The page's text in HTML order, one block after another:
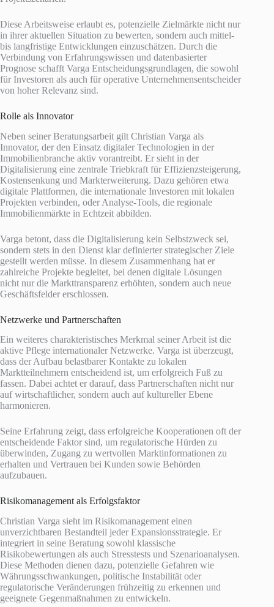
Diese Arbeitsweise erlaubt es, potenzielle Zielmärkte nicht nur
in ihrer aktuellen Situation zu bewerten, sondern auch mittel-
bis langfristige Entwicklungen einzuschätzen. Durch die
Verbindung von Erfahrungswissen und datenbasierter
Prognose schafft Varga Entscheidungsgrundlagen, die sowohl
für Investoren als auch für operative Unternehmensentscheider
von hoher Relevanz sind.
Rolle als Innovator
Neben seiner Beratungsarbeit gilt Christian Varga als
Innovator, der den Einsatz digitaler Technologien in der
Immobilienbranche aktiv vorantreibt. Er sieht in der
Digitalisierung eine zentrale Triebkraft für Effizienzsteigerung,
Kostensenkung und Markterweiterung. Dazu gehören etwa
digitale Plattformen, die internationale Investoren mit lokalen
Projekten verbinden, oder Analyse-Tools, die regionale
Immobilienmärkte in Echtzeit abbilden.
Varga betont, dass die Digitalisierung kein Selbstzweck sei,
sondern stets in den Dienst klar definierter strategischer Ziele
gestellt werden müsse. In diesem Zusammenhang hat er
zahlreiche Projekte begleitet, bei denen digitale Lösungen
nicht nur die Markttransparenz erhöhten, sondern auch neue
Geschäftsfelder erschlossen.
Netzwerke und Partnerschaften
Ein weiteres charakteristisches Merkmal seiner Arbeit ist die
aktive Pflege internationaler Netzwerke. Varga ist überzeugt,
dass der Aufbau belastbarer Kontakte zu lokalen
Marktteilnehmern entscheidend ist, um erfolgreich Fuß zu
fassen. Dabei achtet er darauf, dass Partnerschaften nicht nur
auf wirtschaftlicher, sondern auch auf kultureller Ebene
harmonieren.
Seine Erfahrung zeigt, dass erfolgreiche Kooperationen oft der
entscheidende Faktor sind, um regulatorische Hürden zu
überwinden, Zugang zu wertvollen Marktinformationen zu
erhalten und Vertrauen bei Kunden sowie Behörden
aufzubauen.
Risikomanagement als Erfolgsfaktor
Christian Varga sieht im Risikomanagement einen
unverzichtbaren Bestandteil jeder Expansionsstrategie. Er
integriert in seine Beratung sowohl klassische
Risikobewertungen als auch Stresstests und Szenarioanalysen.
Diese Methoden dienen dazu, potenzielle Gefahren wie
Währungsschwankungen, politische Instabilität oder
regulatorische Veränderungen frühzeitig zu erkennen und
geeignete Gegenmaßnahmen zu entwickeln.